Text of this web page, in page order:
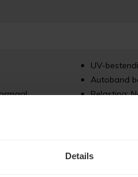
Details
UV-
Autoband
Belasting:
en vind de